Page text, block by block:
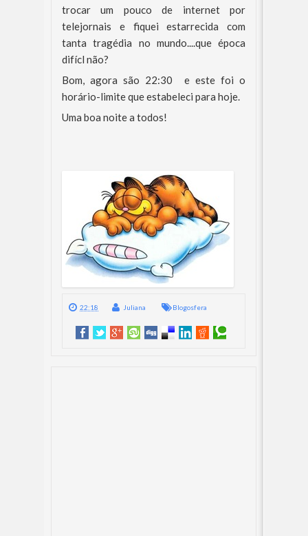
trocar um pouco de internet por
telejornais e fiquei estarrecida com
tanta tragédia no mundo....que época
difícl não?
Bom, agora são 22:30 e este foi o
horário-limite que estabeleci para hoje.
Uma boa noite a todos!
22:18 Juliana Blogosfera